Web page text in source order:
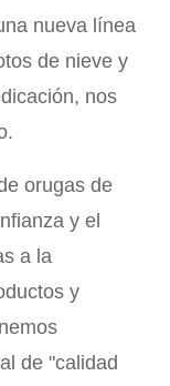
nueva línea
de nieve y
nos
orugas de
y el
a la
y
de "calidad